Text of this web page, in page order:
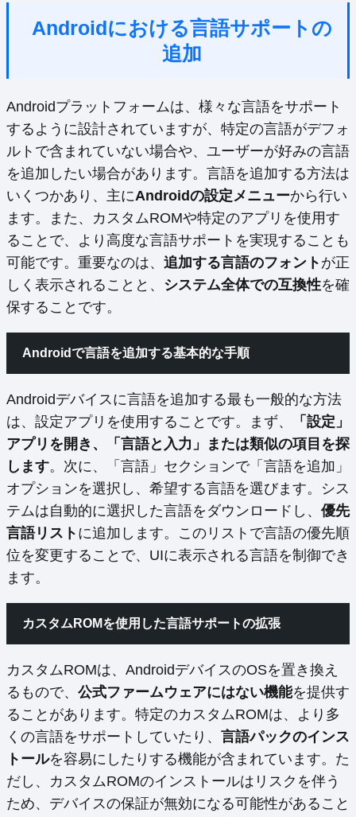
Androidにおける言語サポートの
追加
Androidプラットフォームは、様々な言語をサポート
するように設計されていますが、特定の言語がデフォ
ルトで含まれていない場合や、ユーザーが好みの言語
を追加したい場合があります。言語を追加する方法は
いくつかあり、主にAndroidの設定メニューから行い
ます。また、カスタムROMや特定のアプリを使用す
ることで、より高度な言語サポートを実現することも
可能です。重要なのは、 追加する言語のフォント が正
しく表示されることと、 システム全体での互換性を確
保することです。
Androidで言語を追加する基本的な手順
Androidデバイスに言語を追加する最も一般的な方法
は、設定アプリを使用することです。まず、
「設定」
アプリを開き、「言語と入力」または類似の項目を探
します。次に、「言語」セクションで「言語を追加」
オプションを選択し、希望する言語を選びます。シス
テムは自動的に選択した言語をダウンロードし、 優先
言語リスト に追加します。このリストで言語の優先順
位を変更することで、UIに表示される言語を制御でき
ます。
カスタムROMを使用した言語サポートの拡張
カスタムROMは、AndroidデバイスのOSを置き換え
るもので、 公式ファームウェアにはない機能を提供す
ることがあります。特定のカスタムROMは、より多
くの言語をサポートしていたり、 言語パックのインス
トールを容易にしたりする機能が含まれています。た
だし、カスタムROMのインストールはリスクを伴う
ため、デバイスの保証が無効になる可能性があること